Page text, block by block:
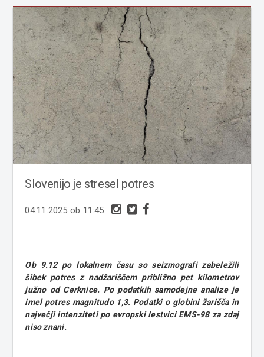
Slovenijo je stresel potres
04.11.2025 ob 11:45
Ob 9.12 po lokalnem času so seizmografi zabeležili
šibek potres z nadžariščem približno pet kilometrov
južno od Cerknice. Po podatkih samodejne analize je
imel potres magnitudo 1,3. Podatki o globini žarišča in
največji intenziteti po evropski lestvici EMS-98 za zdaj
niso znani.